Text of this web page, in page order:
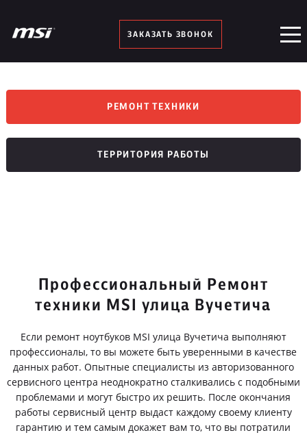
ЗАКАЗАТЬ ЗВОНОК
РЕМОНТ ТЕХНИКИ
ТЕРРИТОРИЯ РАБОТЫ
Профессиональный Ремонт
техники MSI улица Вучетича
Если ремонт ноутбуков MSI улица Вучетича выполняют
профессионалы, то вы можете быть уверенными в качестве
данных работ. Опытные специалисты из авторизованного
сервисного центра неоднократно сталкивались с подобными
проблемами и могут быстро их решить. После окончания
работы сервисный центр выдаст каждому своему клиенту
гарантию и тем самым докажет вам то, что вы потратили